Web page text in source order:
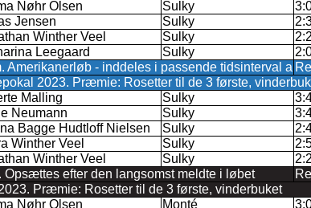
Nøhr Olsen Sulky
Jensen Sulky
Winther Veel Sulky
Leegaard Sulky
Amerikanerløb - inddeles i passende tidsinterval a
2023. Præmie: Rosetter til de 3 første,
Malling Sulky
Neumann Sulky
Bagge Hudtloff Nielsen Sulky
Winther Veel Sulky
Winther Veel Sulky
Opsættes efter den langsomst meldte i løbet
Præmie: Rosetter til de 3 første, vinderbuket
Nøhr Olsen Monté